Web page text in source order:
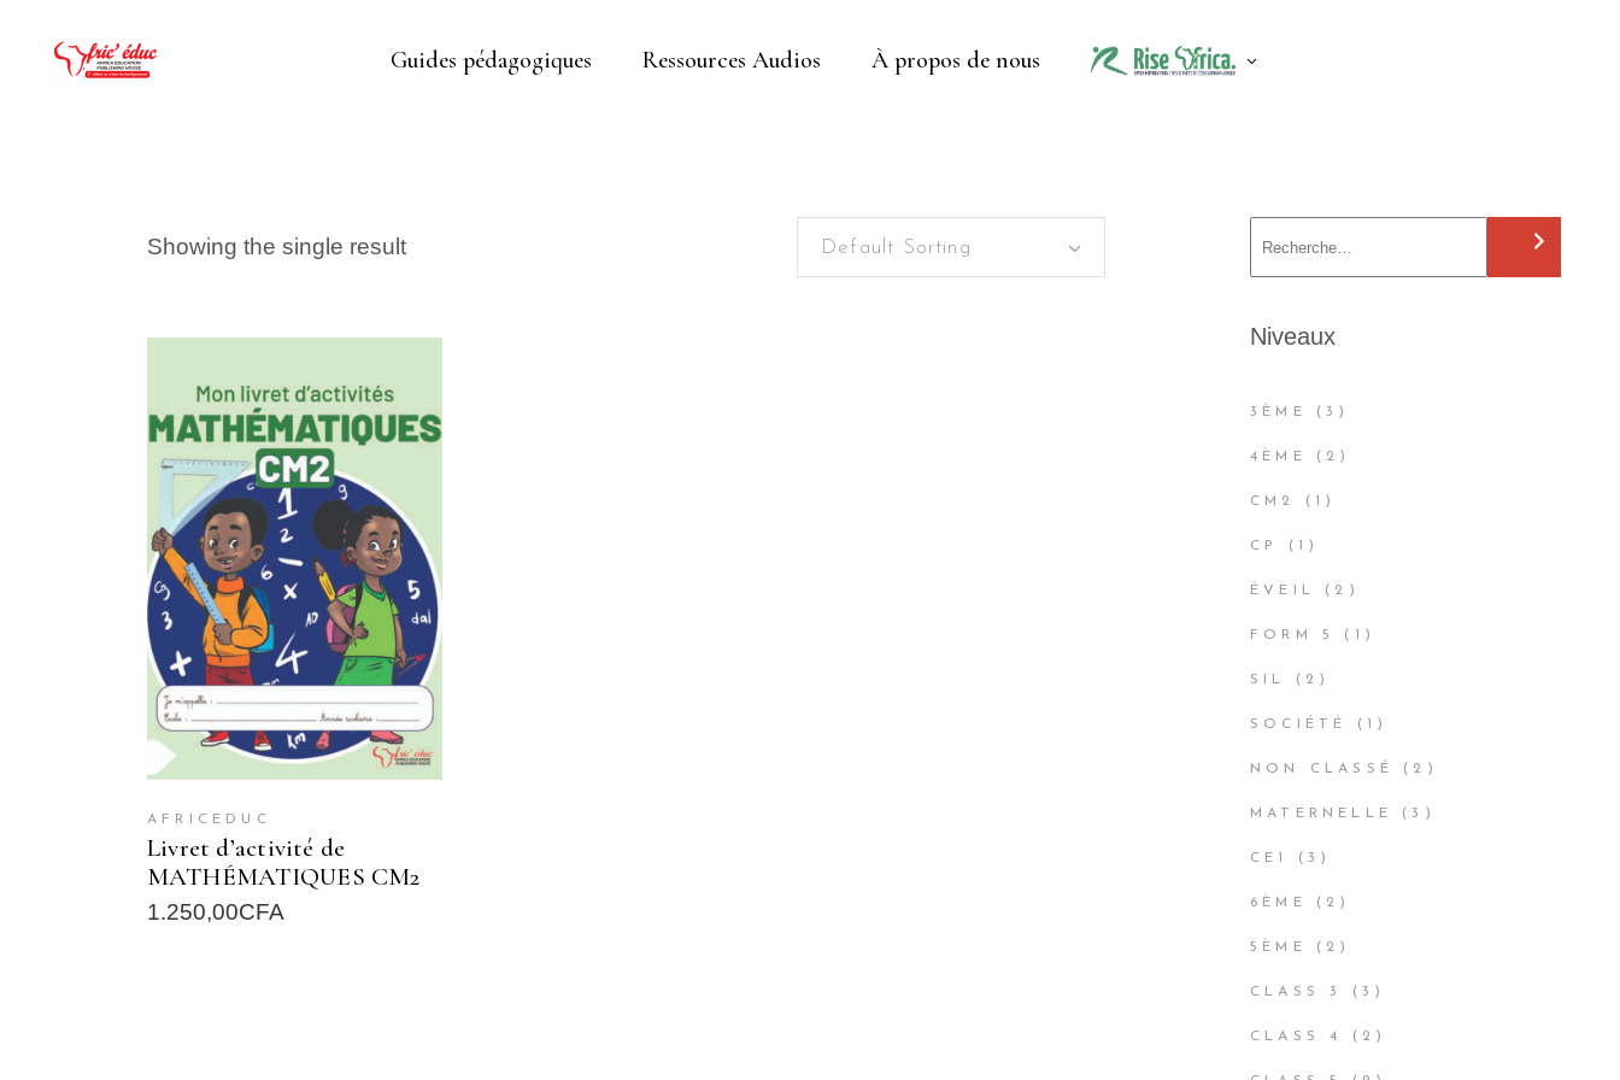
Guides pédagogiques Ressources Audios À propos de nous
Showing the single result Default Sorting
READ MORE
AFRICEDUC
Livret d’activité de
MATHÉMATIQUES CM2
1.250,00CFA
r
h
Niveaux
3ÈME 3 3
4ÈME
2 2
CM2
1 1
CP
1 1
ÉVEIL
2 2
FORM 5
1 1
SIL
2 2
PRODUCTS
SOCIÉTÉ
1 1
PRODUCT
NON CLASSÉ
2 2
MATERNELLE
3 3
CE1
3 3
6ÈME
2 2
5ÈME
2 2
CLASS 3
3 3
CLASS 4
2 2